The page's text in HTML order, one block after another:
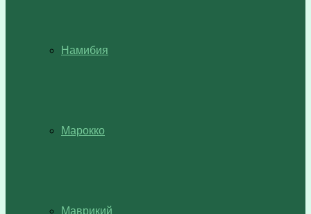
Намибия
Марокко
Маврикий